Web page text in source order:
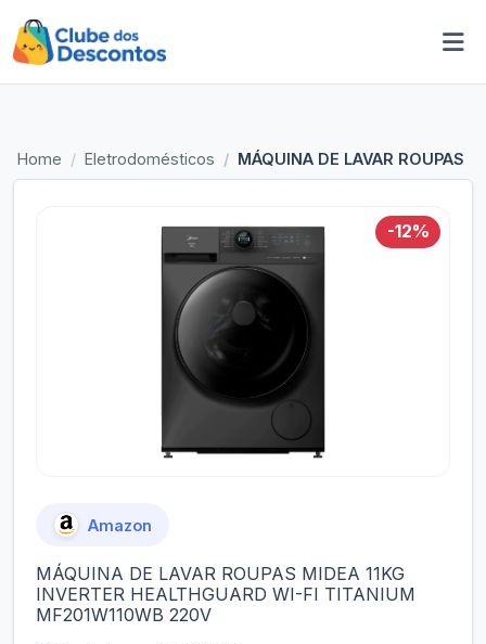
Home Eletrodomésticos MÁQUINA DE LAVAR ROUPAS
-12%
Amazon
MÁQUINA DE LAVAR ROUPAS MIDEA 11KG
INVERTER HEALTHGUARD WI-FI TITANIUM
MF201W110WB 220V